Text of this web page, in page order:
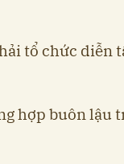
tổ chức diễn
hợp buôn lậu